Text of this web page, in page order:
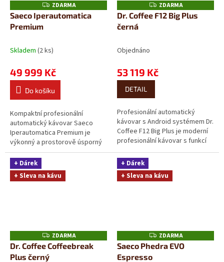
Z
D
A
ZDARMA
Saeco Iperautomatica
Premium
Skladem (2 ks)
49 999 Kč
Do košíku
Kompaktní profesionální
automatický kávovar Saeco
Iperautomatica Premium je
výkonný a prostorově úsporný
automatický kávovar určený pro
profesionální...
Z
D
A
ZDARMA
Dr. Coffee F12 Big Plus
černá
Objednáno
53 119 Kč
DETAIL
Profesionální automatický
kávovar s Android systémem Dr.
Coffee F12 Big Plus je moderní
profesionální kávovar s funkcí
One-Touch, který umožňuje
přípravu...
+ Dárek
+ Sleva na kávu
Z
D
A
R
ZDARMA
Dr. Coffee Coffeebreak
Plus černý
+ Dárek
+ Sleva na kávu
Z
D
A
ZDARMA
Saeco Phedra EVO
Espresso